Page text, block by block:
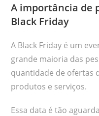
A importância de
Black Friday
A Black Friday é um
grande maioria das
quantidade de ofertas
produtos e serviços.
Essa data é tão